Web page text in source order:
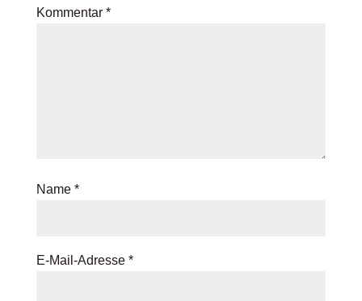
Kommentar *
Name *
E-Mail-Adresse *